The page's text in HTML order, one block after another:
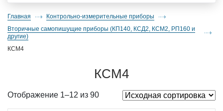
Главная
Контрольно-измерительные приборы
вторичные самопишущие приборы (КП140, КСД2, КСМ2, РП160 и
другие)
КСМ4
КСМ4
Отображение 1–12 из 90